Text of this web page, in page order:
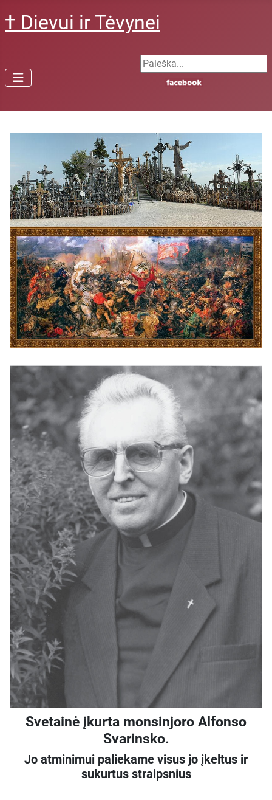
† Dievui ir Tėvynei
Search ...
Svetainė įkurta monsinjoro Alfonso
Svarinsko.
Jo atminimui paliekame visus jo įkeltus ir
sukurtus straipsnius